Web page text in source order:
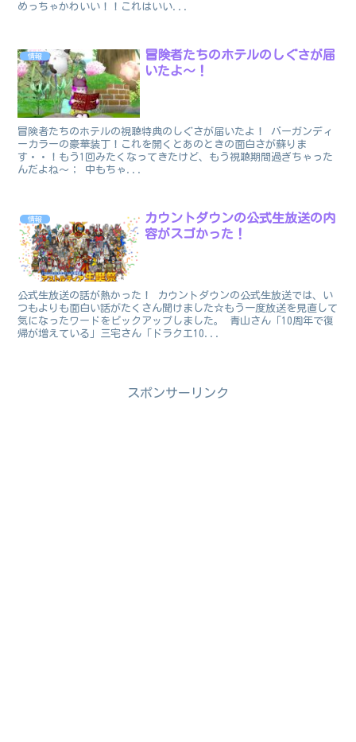
めっちゃかわいい！！これはいい...
情報
冒険者たちのホテルのしぐさが届
いたよ～！
冒険者たちのホテルの視聴特典のしぐさが届いたよ！ バーガンディ
ーカラーの豪華装丁！これを開くとあのときの面白さが蘇りま
す・・！もう1回みたくなってきたけど、もう視聴期間過ぎちゃった
んだよね～； 中もちゃ...
情報
カウントダウンの公式生放送の内
容がスゴかった！
公式生放送の話が熱かった！ カウントダウンの公式生放送では、い
つもよりも面白い話がたくさん聞けました☆もう一度放送を見直して
気になったワードをピックアップしました。 青山さん「10周年で復
帰が増えている」三宅さん「ドラクエ10...
スポンサーリンク